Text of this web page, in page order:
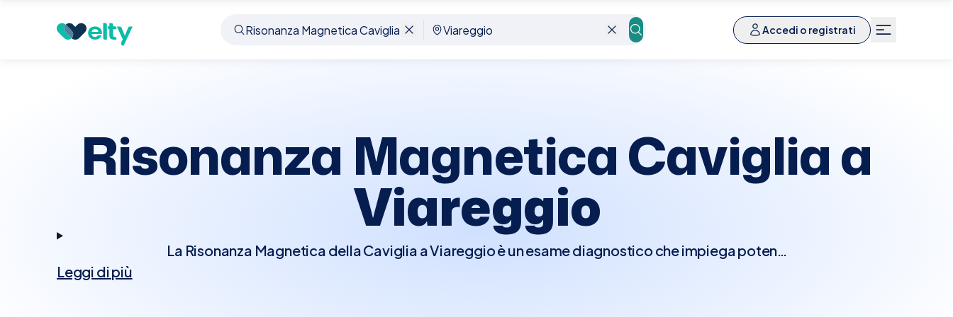
Accedi o registrati
Prenota visita Risonanza Magnetica Caviglia Viareggio
Risonanza Magnetica Caviglia a
Viareggio
La Risonanza Magnetica della Caviglia a Viareggio è un esame diagnostico che impiega potenti
Leggi di più